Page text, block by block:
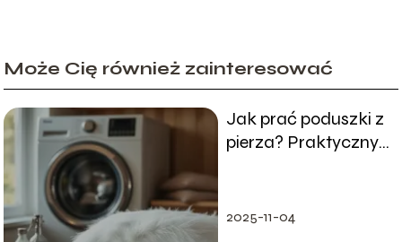
Może Cię również zainteresować
Jak prać poduszki z
pierza? Praktyczny
2025-11-04